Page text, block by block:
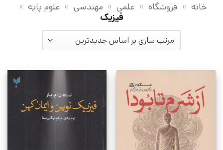
خانه » فروشگاه » علمی » مهندسی » علوم پایه »
فیزیک